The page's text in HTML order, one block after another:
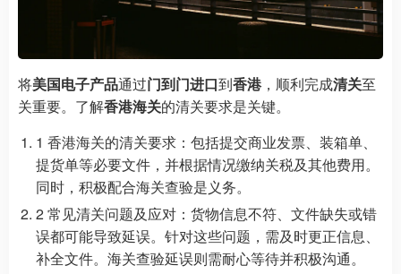
将美国电子产品通过门到门进口到香港，顺利完成清关至
关重要。了解香港海关的清关要求是关键。
1 香港海关的清关要求：包括提交商业发票、装箱单、
提货单等必要文件，并根据情况缴纳关税及其他费用。
同时，积极配合海关查验是义务。
2 常见清关问题及应对：货物信息不符、文件缺失或错
误都可能导致延误。针对这些问题，需及时更正信息、
补全文件。海关查验延误则需耐心等待并积极沟通。